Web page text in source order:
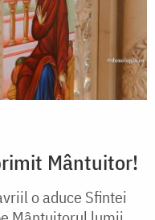
Mântuitor!
o aduce Sfintei